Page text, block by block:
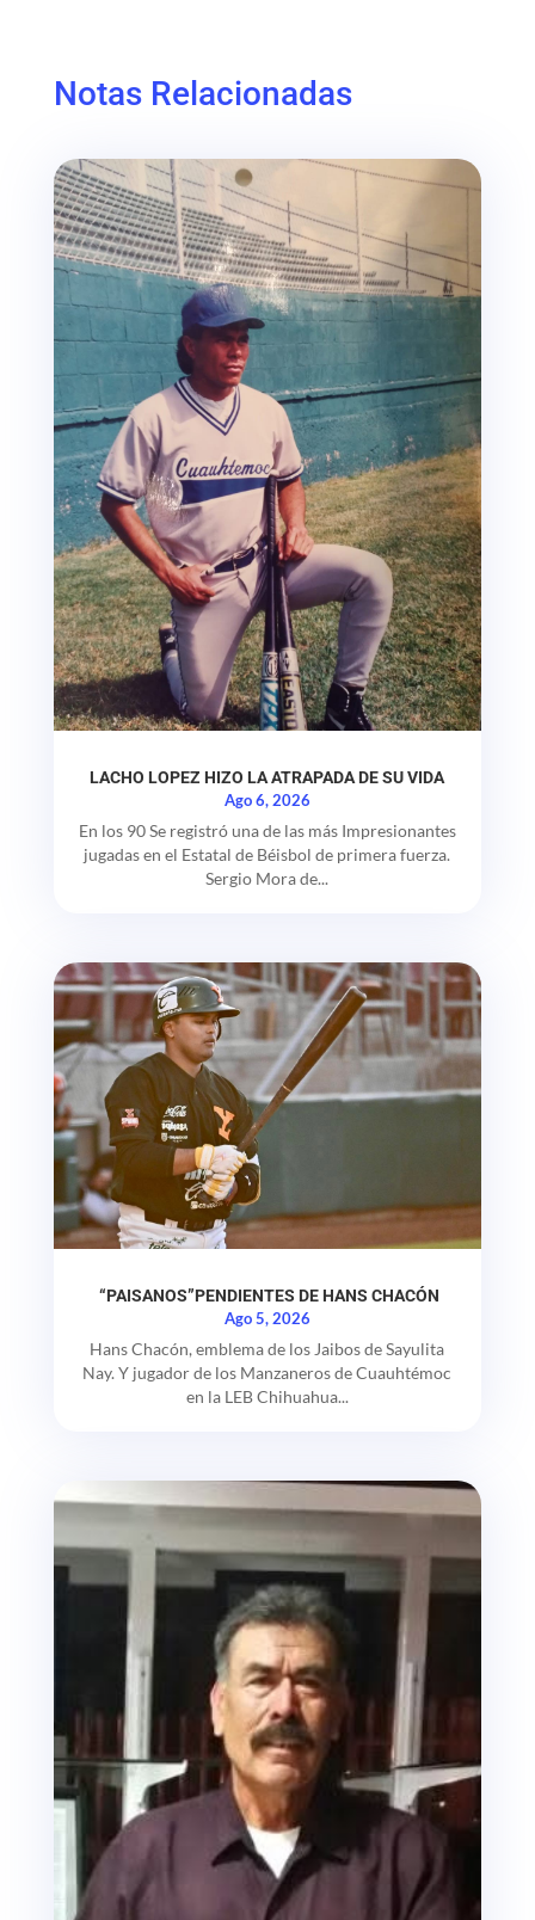
Notas Relacionadas
LACHO LOPEZ HIZO LA ATRAPADA DE SU VIDA
Ago 6, 2026
En los 90 Se registró una de las más Impresionantes
jugadas en el Estatal de Béisbol de primera fuerza.
Sergio Mora de...
“PAISANOS”PENDIENTES DE HANS CHACÓN
Ago 5, 2026
Hans Chacón, emblema de los Jaibos de Sayulita
Nay. Y jugador de los Manzaneros de Cuauhtémoc
en la LEB Chihuahua...